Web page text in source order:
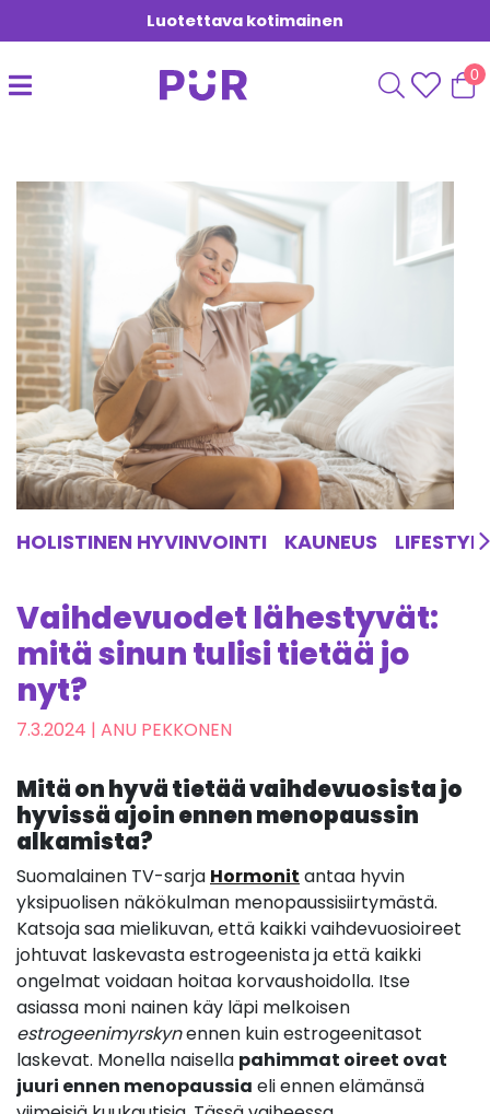
Luotettava kotimainen
0
HOLISTINEN HYVINVOINTI KAUNEUS LIFESTYLE
Vaihdevuodet lähestyvät:
mitä sinun tulisi tietää jo
nyt?
7.3.2024 | ANU PEKKONEN
Mitä on hyvä tietää vaihdevuosista jo
hyvissä ajoin ennen menopaussin
alkamista?
Suomalainen TV-sarja Hormonit antaa hyvin
yksipuolisen näkökulman menopaussisiirtymästä.
Katsoja saa mielikuvan, että kaikki vaihdevuosioireet
johtuvat laskevasta estrogeenista ja että kaikki
ongelmat voidaan hoitaa korvaushoidolla. Itse
asiassa moni nainen käy läpi melkoisen
estrogeenimyrskynennen kuin estrogeenitasot
laskevat. Monella naisella pahimmat oireet ovat
juuri ennen menopaussia eli ennen elämänsä